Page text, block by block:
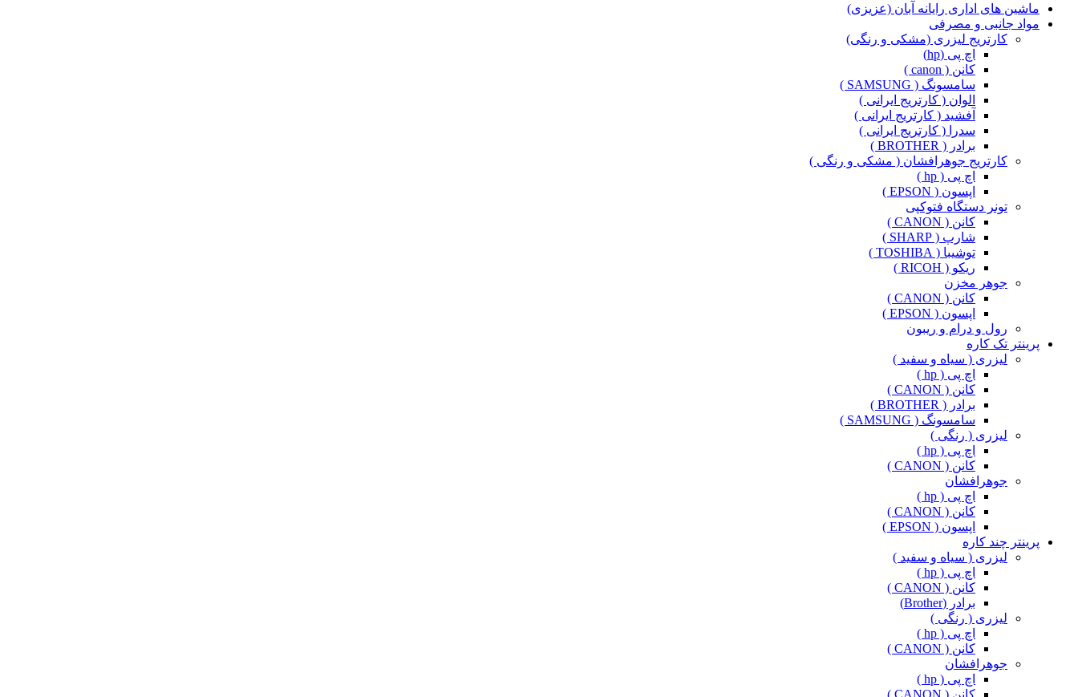
ماشین های اداری رایانه آبان (عزیزی)
مواد جانبی و مصرفی
کارتریج لیزری (مشکی و رنگی)
اچ پی (hp)
کانن ( canon )
سامسونگ ( SAMSUNG )
الوان ( کارتریج ایرانی )
آفشید ( کارتریج ایرانی )
سدرا ( کارتریج ایرانی )
برادر ( BROTHER )
کارتریج جوهرافشان ( مشکی و رنگی )
اچ پی ( hp )
اپسون ( EPSON )
تونر دستگاه فتوکپی
کانن ( CANON )
شارپ ( SHARP )
توشیبا ( TOSHIBA )
ریکو ( RICOH )
جوهر مخزن
کانن ( CANON )
اپسون ( EPSON )
رول و درام و ریبون
پرینتر تک کاره
لیزری ( سیاه و سفید )
اچ پی ( hp )
کانن ( CANON )
برادر ( BROTHER )
سامسونگ ( SAMSUNG )
لیزری ( رنگی )
اچ پی ( hp )
کانن ( CANON )
جوهرافشان
اچ پی ( hp )
کانن ( CANON )
اپسون ( EPSON )
پرینتر چند کاره
لیزری ( سیاه و سفید )
اچ پی ( hp )
کانن ( CANON )
برادر (Brother)
لیزری ( رنگی )
اچ پی ( hp )
کانن ( CANON )
جوهرافشان
اچ پی ( hp )
کانن ( CANON )